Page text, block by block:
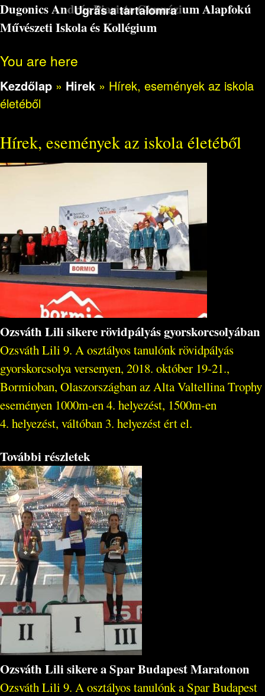
Ugrás a tartalomra
Dugonics András Piarista Gimnázium Alapfokú
Művészeti Iskola és Kollégium
You are here
Kezdőlap » Hirek » Hírek, események az iskola
életéből
Hírek, események az iskola életéből
Ozsváth Lili sikere rövidpályás gyorskorcsolyában
Ozsváth Lili 9. A osztályos tanulónk rövidpályás
gyorskorcsolya versenyen, 2018. október 19-21.,
Bormioban, Olaszországban az Alta Valtellina Trophy
eseményen 1000m-en 4. helyezést, 1500m-en
4. helyezést, váltóban 3. helyezést ért el.
További részletek
Ozsváth Lili sikere a Spar Budapest Maratonon
Ozsváth Lili 9. A osztályos tanulónk a Spar Budapest